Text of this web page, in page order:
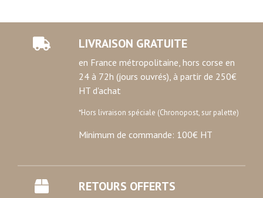
LIVRAISON GRATUITE
en France métropolitaine, hors corse en
24 à 72h (jours ouvrés), à partir de 250€
HT d'achat
*Hors livraison spéciale (Chronopost, sur palette)
Minimum de commande: 100€ HT
RETOURS OFFERTS